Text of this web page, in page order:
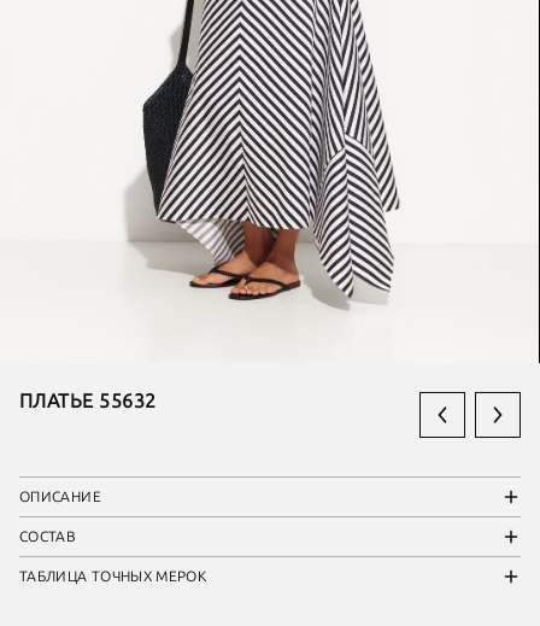
ПЛАТЬЕ 55632
ОПИСАНИЕ
СОСТАВ
ТАБЛИЦА ТОЧНЫХ МЕРОК